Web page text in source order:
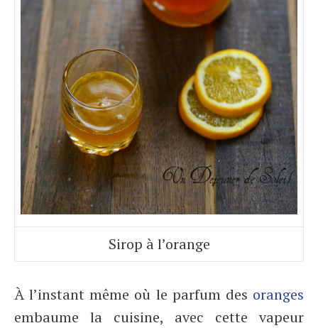
Sirop à l’orange
À l’instant même où le parfum des oranges
embaume la cuisine, avec cette vapeur